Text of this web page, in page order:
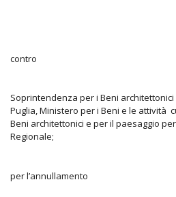
contro
Soprintendenza per i Beni
Puglia, Ministero per i Beni e le attività
Beni architettonici e per il paesaggio
Regionale;
per l’annullamento